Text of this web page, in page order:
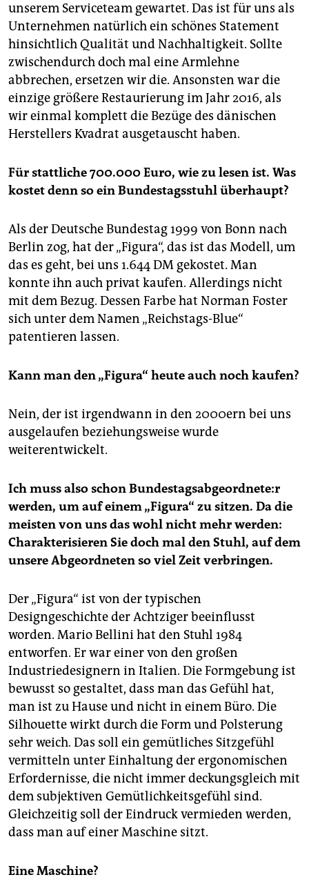
unserem Serviceteam gewartet. Das ist für uns als
Unternehmen natürlich ein schönes Statement
hinsichtlich Qualität und Nachhaltigkeit. Sollte
zwischendurch doch mal eine Armlehne
abbrechen, ersetzen wir die. Ansonsten war die
einzige größere Restaurierung im Jahr 2016, als
wir einmal komplett die Bezüge des dänischen
Herstellers Kvadrat ausgetauscht haben.
Für stattliche 700.000 Euro, wie zu lesen ist. Was
kostet denn so ein Bundestagsstuhl überhaupt?
Als der Deutsche Bundestag 1999 von Bonn nach
Berlin zog, hat der „Figura“, das ist das Modell, um
das es geht, bei uns 1.644 DM gekostet. Man
konnte ihn auch privat kaufen. Allerdings nicht
mit dem Bezug. Dessen Farbe hat Norman Foster
sich unter dem Namen „Reichstags-Blue“
patentieren lassen.
Kann man den „Figura“ heute auch noch kaufen?
Nein, der ist irgendwann in den 2000ern bei uns
ausgelaufen beziehungsweise wurde
weiterentwickelt.
Ich muss also schon Bun­des­tags­ab­ge­ord­ne­te:r
werden, um auf einem „Figura“ zu sitzen. Da die
meisten von uns das wohl nicht mehr werden:
Charakterisieren Sie doch mal den Stuhl, auf dem
unsere Abgeordneten so viel Zeit verbringen.
Der „Figura“ ist von der typischen
Designgeschichte der Achtziger beeinflusst
worden. Mario Bellini hat den Stuhl 1984
entworfen. Er war einer von den großen
Industriedesignern in Italien. Die Formgebung ist
bewusst so gestaltet, dass man das Gefühl hat,
man ist zu Hause und nicht in einem Büro. Die
Silhouette wirkt durch die Form und Polsterung
sehr weich. Das soll ein gemütliches Sitzgefühl
vermitteln unter Einhaltung der ergonomischen
Erfordernisse, die nicht immer deckungsgleich mit
dem subjektiven Gemütlichkeitsgefühl sind.
Gleichzeitig soll der Eindruck vermieden werden,
dass man auf einer Maschine sitzt.
Eine Maschine?